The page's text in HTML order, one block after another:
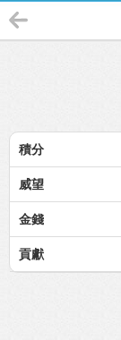
積分
威望
金錢
貢獻